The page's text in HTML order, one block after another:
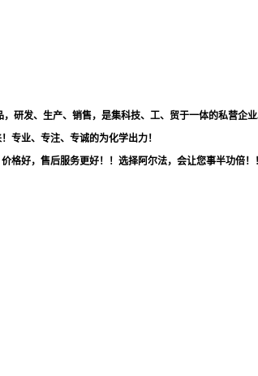
研发、生产、销售，是集科技、工、贸于一体的私营
专业、专注、专诚的为化学出力！
格好，售后服务更好！！选择阿尔法，会让您事半功倍！